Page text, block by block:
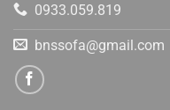
0933.059.819
bnssofa@gmail.com